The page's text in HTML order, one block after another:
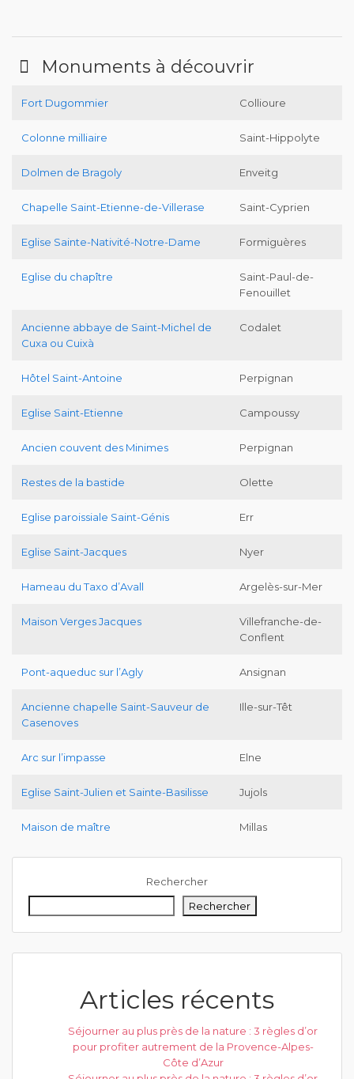
Monuments à découvrir
Fort Dugommier Collioure
Colonne milliaire Saint-Hippolyte
Dolmen de Bragoly Enveitg
Chapelle Saint-Etienne-de-Villerase Saint-Cyprien
Eglise Sainte-Nativité-Notre-Dame Formiguères
Eglise du chapître
Saint-Paul-de-
Fenouillet
Ancienne abbaye de Saint-Michel de
Cuxa ou Cuixà
Codalet
Hôtel Saint-Antoine Perpignan
Eglise Saint-Etienne Campoussy
Ancien couvent des Minimes Perpignan
Restes de la bastide Olette
Eglise paroissiale Saint-Génis Err
Eglise Saint-Jacques Nyer
Hameau du Taxo d’Avall Argelès-sur-Mer
Maison Verges Jacques
Villefranche-de-
Conflent
Pont-aqueduc sur l’Agly Ansignan
Ancienne chapelle Saint-Sauveur de
Casenoves
Ille-sur-Têt
Arc sur l’impasse Elne
Eglise Saint-Julien et Sainte-Basilisse Jujols
Maison de maître Millas
Rechercher
Rechercher
Articles récents
Séjourner au plus près de la nature : 3 règles d’or
pour profiter autrement de la Provence-Alpes-
Côte d’Azur